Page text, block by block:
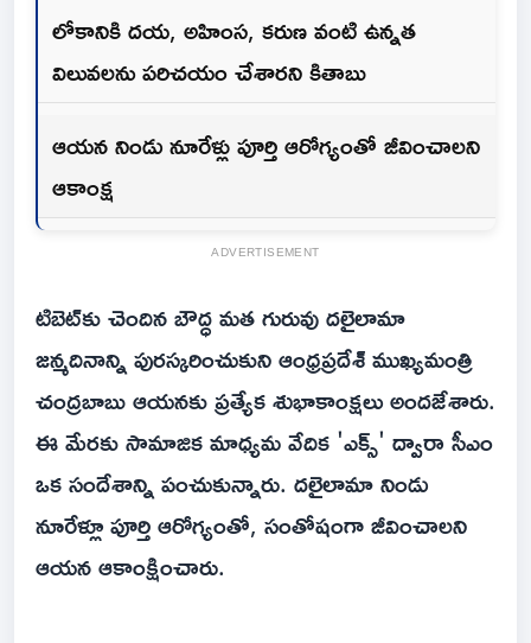
లోకానికి దయ, అహింస, కరుణ వంటి ఉన్నత
విలువలను పరిచయం చేశారని కితాబు
ఆయన నిండు నూరేళ్లు పూర్తి ఆరోగ్యంతో జీవించాలని
ఆకాంక్ష
ADVERTISEMENT
టిబెట్‌కు చెందిన బౌద్ధ మత గురువు దలైలామా
జన్మదినాన్ని పురస్కరించుకుని ఆంధ్రప్రదేశ్ ముఖ్యమంత్రి
చంద్రబాబు ఆయనకు ప్రత్యేక శుభాకాంక్షలు అందజేశారు.
ఈ మేరకు సామాజిక మాధ్యమ వేదిక 'ఎక్స్' ద్వారా సీఎం
ఒక సందేశాన్ని పంచుకున్నారు. దలైలామా నిండు
నూరేళ్లూ పూర్తి ఆరోగ్యంతో, సంతోషంగా జీవించాలని
ఆయన ఆకాంక్షించారు.